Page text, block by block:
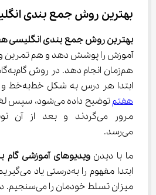
بهترین روش جمع ‌بندی انگلیسی هفتم
بهترین روش جمع ‌بندی انگلیسی هفتم
ابتدا هر درس به شکل خط‌به‌خط و مطابق
هفتم
توضیح داده
می‌رسد.
ما با دیدن ویدیوهای آموزشی گام
ابتدا